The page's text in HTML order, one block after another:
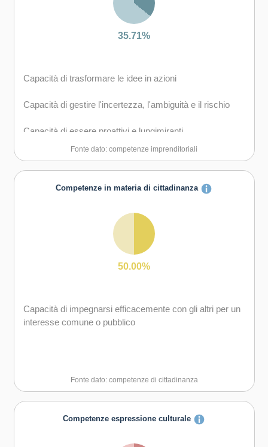
Capacità di mantenersi resilienti
35.71%
Capacità di trasformare le idee in azioni
Capacità di gestire l'incertezza, l'ambiguità e il rischio
Capacità di essere proattivi e lungimiranti
degli obiettivi
Capacità di motivare gli altri e valorizzare le loro idee, di
Fonte dato: competenze imprenditoriali
Competenze in materia di cittadinanza
50.00%
Capacità di impegnarsi efficacemente con gli altri per un
interesse comune o pubblico
Fonte dato: competenze di cittadinanza
Competenze espressione culturale